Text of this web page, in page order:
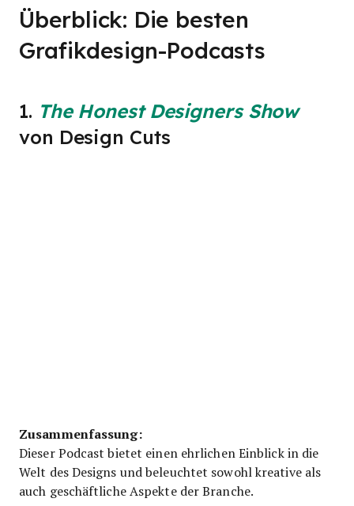
Überblick: Die besten
Grafikdesign-Podcasts
1. The Honest Designers Show
von Design Cuts
Zusammenfassung:
Dieser Podcast bietet einen ehrlichen Einblick in die
Welt des Designs und beleuchtet sowohl kreative als
auch geschäftliche Aspekte der Branche.